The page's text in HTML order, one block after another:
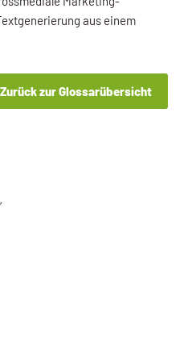
aus einem
Zurück zur Glossarübersicht